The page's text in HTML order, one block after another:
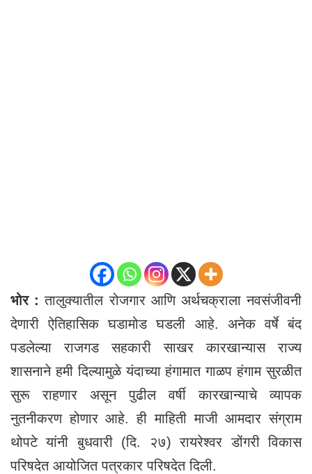
भोर : तालुक्यातील रोजगार आणि अर्थचक्राला नवसंजीवनी
देणारी ऐतिहासिक घडामोड घडली आहे. अनेक वर्षे बंद
पडलेल्या राजगड सहकारी साखर कारखान्यास राज्य
शासनाने हमी दिल्यामुळे यंदाच्या हंगामात गाळप हंगाम सुरळीत
सुरू राहणार असून पुढील वर्षी कारखान्याचे व्यापक
नुतनीकरण होणार आहे. ही माहिती माजी आमदार संग्राम
थोपटे यांनी बुधवारी (दि. २७) रायरेश्वर डोंगरी विकास
परिषदेत आयोजित पत्रकार परिषदेत दिली.